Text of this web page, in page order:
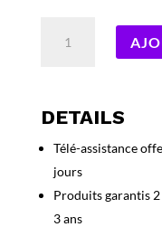
écran
fixer
Tooq
DB3132TNR
13″
DETAILS
Télé-assistance
jours
Produits garantis 2
3 ans